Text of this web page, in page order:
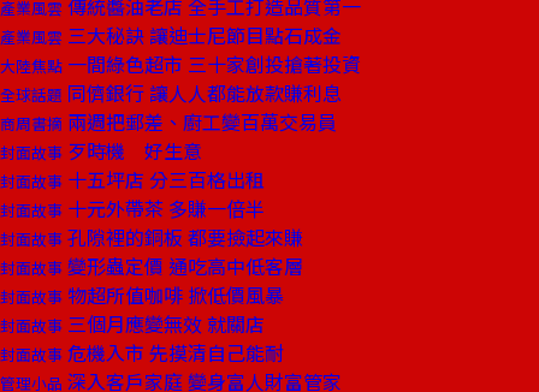
產業風雲 傳統醬油老店 全手工打造品質第一
產業風雲 三大秘訣 讓迪士尼節目點石成金
大陸焦點 一間綠色超市 三十家創投搶著投資
全球話題 同儕銀行 讓人人都能放款賺利息
商周書摘 兩週把郵差、廚工變百萬交易員
封面故事 歹時機 好生意
封面故事 十五坪店 分三百格出租
封面故事 十元外帶茶 多賺一倍半
封面故事 孔隙裡的銅板 都要撿起來賺
封面故事 變形蟲定價 通吃高中低客層
封面故事 物超所值咖啡 掀低價風暴
封面故事 三個月應變無效 就關店
封面故事 危機入市 先摸清自己能耐
管理小品 深入客戶家庭 變身富人財富管家